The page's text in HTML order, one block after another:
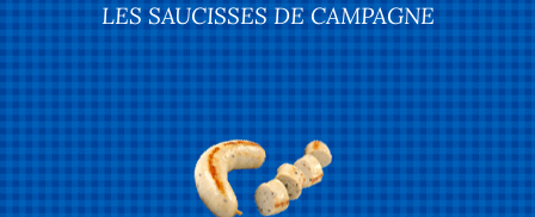
LES SAUCISSES DE CAMPAGNE